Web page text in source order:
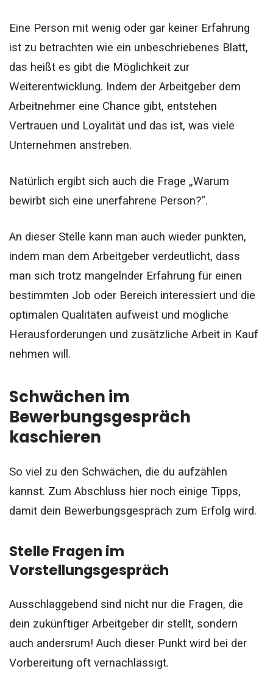
Eine Person mit wenig oder gar keiner Erfahrung
ist zu betrachten wie ein unbeschriebenes Blatt,
das heißt es gibt die Möglichkeit zur
Weiterentwicklung. Indem der Arbeitgeber dem
Arbeitnehmer eine Chance gibt, entstehen
Vertrauen und Loyalität und das ist, was viele
Unternehmen anstreben.
Natürlich ergibt sich auch die Frage „Warum
bewirbt sich eine unerfahrene Person?“.
An dieser Stelle kann man auch wieder punkten,
indem man dem Arbeitgeber verdeutlicht, dass
man sich trotz mangelnder Erfahrung für einen
bestimmten Job oder Bereich interessiert und die
optimalen Qualitäten aufweist und mögliche
Herausforderungen und zusätzliche Arbeit in Kauf
nehmen will.
Schwächen im
Bewerbungsgespräch
kaschieren
So viel zu den Schwächen, die du aufzählen
kannst. Zum Abschluss hier noch einige Tipps,
damit dein Bewerbungsgespräch zum Erfolg wird.
Stelle Fragen im
Vorstellungsgespräch
Ausschlaggebend sind nicht nur die Fragen, die
dein zukünftiger Arbeitgeber dir stellt, sondern
auch andersrum! Auch dieser Punkt wird bei der
Vorbereitung oft vernachlässigt.